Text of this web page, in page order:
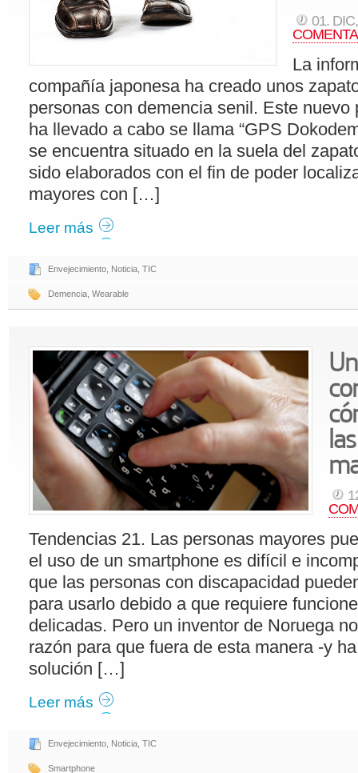
01.
La
compañía japonesa ha creado unos
personas con demencia senil. Este nuevo
ha llevado a cabo se llama “GPS
se encuentra situado en la suela del
sido elaborados con el fin de poder
mayores con […]
Leer más
Envejecimiento Noticia TIC
Demencia Wearable
Tendencias 21. Las personas mayores
el uso de un smartphone es difícil e
que las personas con discapacidad
para usarlo debido a que requiere
delicadas. Pero un inventor de Noruega
razón para que fuera de esta manera -y
solución […]
Leer más
Envejecimiento Noticia TIC
Smartphone